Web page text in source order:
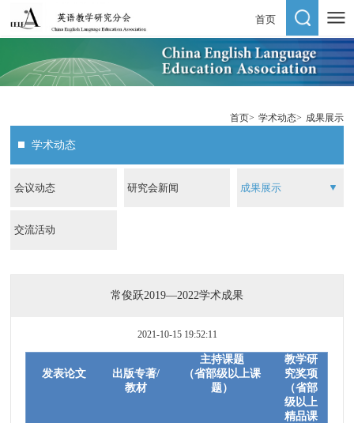
首页
首页> 学术动态> 成果展示
学术动态
会议动态 研究会新闻 成果展示
交流活动
常俊跃2019—2022学术成果
2021-10-15 19:52:11
发表论文 出版专著/
教材
主持课题
（省部级以上课
题）
教学研
究奖项
（省部
级以上
精品课